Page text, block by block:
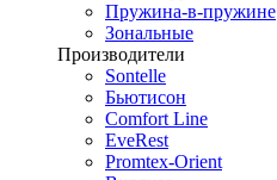
Пружина-в-пружине
Зональные
Производители
Sontelle
Бьютисон
Comfort Line
EveRest
Promtex-Orient